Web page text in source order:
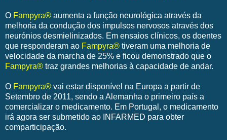
O Fampyra® aumenta a função neurológica através da
melhoria da condução dos impulsos nervosos através dos
neurónios desmielinizados. Em ensaios clínicos, os doentes
que responderam ao Fampyra® tiveram uma melhoria de
velocidade da marcha de 25% e ficou demonstrado que o
Fampyra® traz grandes melhorias à capacidade de andar.
O Fampyra® vai estar disponível na Europa a partir de
Setembro de 2011, sendo a Alemanha o primeiro país a
comercializar o medicamento. Em Portugal, o medicamento
irá agora ser submetido ao INFARMED para obter
comparticipação.